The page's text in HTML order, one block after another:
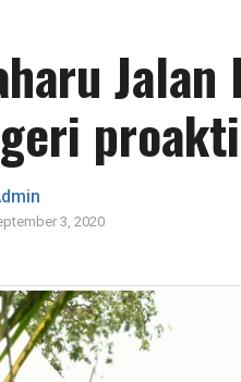
3, 2020